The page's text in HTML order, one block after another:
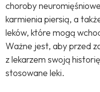
choroby
karmienia piersią, a
leków, które mogą
Ważne jest, aby przed
z lekarzem swoją
stosowane leki.